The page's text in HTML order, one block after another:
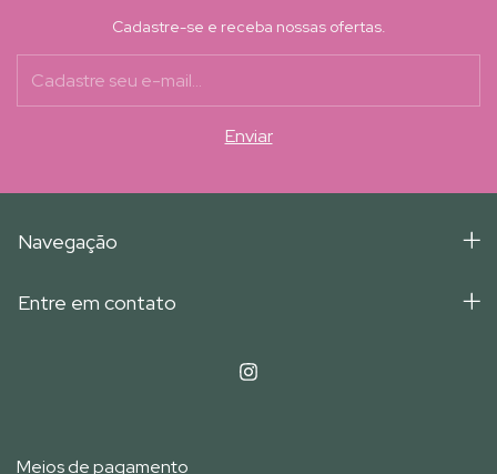
Cadastre-se e receba nossas ofertas.
Navegação
Entre em contato
Meios de pagamento